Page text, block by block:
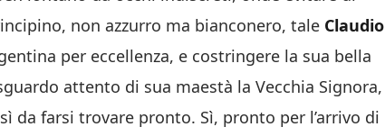
non azzurro ma bianconero, tale Claudio
per eccellenza, e costringere la sua bella
attento di sua maestà la Vecchia Signora,
da farsi trovare pronto. Sì, pronto per l’arrivo di